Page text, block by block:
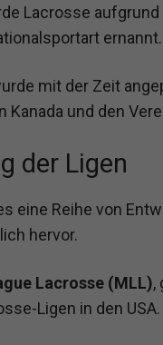
Lacrosse
ernannt.
mit der Zeit
Kanada und den
der Ligen
eine Reihe von
hervor.
Lacrosse (MLL),
Ligen in den USA.